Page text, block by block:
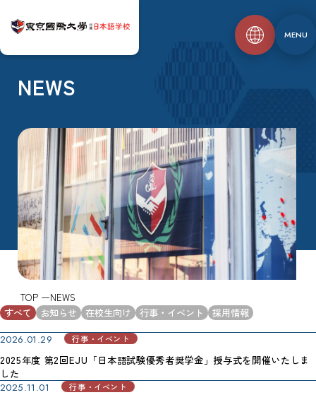
MENU
NEWS
TOP
NEWS
すべて
お知らせ 在校生向け 行事・イベント
採用情報
2026.01.29
行事・イベント
2025年度 第2回EJU「日本語試験優秀者奨学金」授与式を開催いたしま
した
2025.11.01
行事・イベント